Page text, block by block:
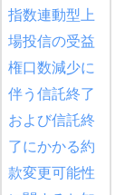
指数連動型上
場投信の受益
権口数減少に
伴う信託終了
および信託終
了にかかる約
款変更可能性